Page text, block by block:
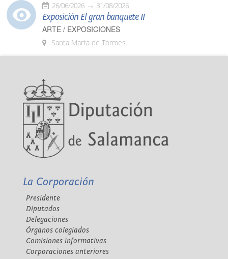
26/06/2026 31/08/2026
Exposición El gran banquete II
ARTE / EXPOSICIONES
Santa Marta de Tormes
La Corporación
Presidente
Diputados
Delegaciones
Órganos colegiados
Comisiones informativas
Corporaciones anteriores